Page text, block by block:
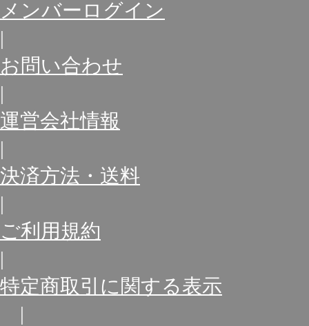
メンバーログイン
|
お問い合わせ
|
運営会社情報
|
決済方法・送料
|
ご利用規約
|
特定商取引に関する表示
|